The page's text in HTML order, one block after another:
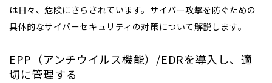
は日々、危険にさらされています。サイバー攻撃を防ぐための
具体的なサイバーセキュリティの対策について解説します。
EPP（アンチウイルス機能）/EDRを導入し、適
切に管理する